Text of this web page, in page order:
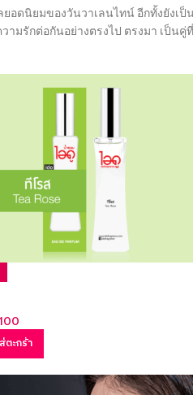
ดนิยมของวันวาเลนไทน์ อีกทั้งยังเ
มรักต่อกันอย่างตรงไป ตรงมา เป็น
ตะกร้า